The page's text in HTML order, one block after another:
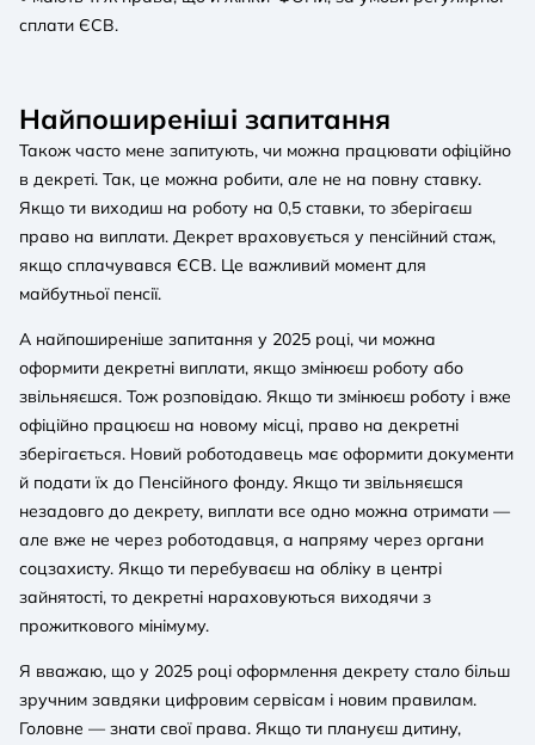
сплати ЄСВ.
Найпоширеніші запитання
Також часто мене запитують, чи можна працювати офіційно
в декреті. Так, це можна робити, але не на повну ставку.
Якщо ти виходиш на роботу на 0,5 ставки, то зберігаєш
право на виплати. Декрет враховується у пенсійний стаж,
якщо сплачувався ЄСВ. Це важливий момент для
майбутньої пенсії.
А найпоширеніше запитання у 2025 році, чи можна
оформити декретні виплати, якщо змінюєш роботу або
звільняєшся. Тож розповідаю. Якщо ти змінюєш роботу і вже
офіційно працюєш на новому місці, право на декретні
зберігається. Новий роботодавець має оформити документи
й подати їх до Пенсійного фонду. Якщо ти звільняєшся
незадовго до декрету, виплати все одно можна отримати —
але вже не через роботодавця, а напряму через органи
соцзахисту. Якщо ти перебуваєш на обліку в центрі
зайнятості, то декретні нараховуються виходячи з
прожиткового мінімуму.
Я вважаю, що у 2025 році оформлення декрету стало більш
зручним завдяки цифровим сервісам і новим правилам.
Головне — знати свої права. Якщо ти плануєш дитину,